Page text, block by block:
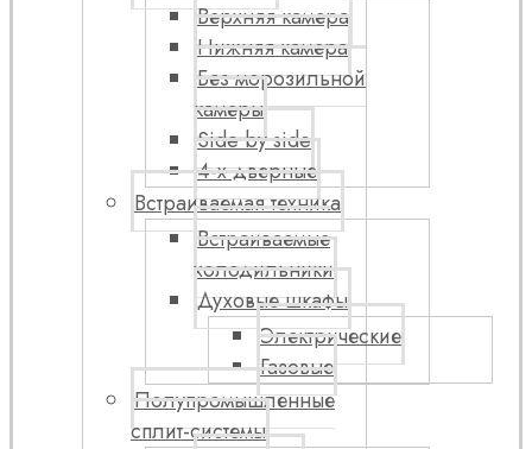
Верхняя камера
Нижняя камера
Без морозильной
камеры
Side by side
4-х дверные
Встраиваемая техника
Встраиваемые
холодильники
Духовые шкафы
Электрические
Газовые
Полупромышленные
сплит-системы